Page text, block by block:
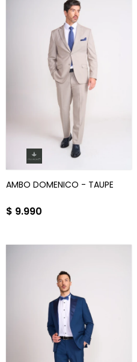
AMBO DOMENICO - TAUPE
$ 9.990